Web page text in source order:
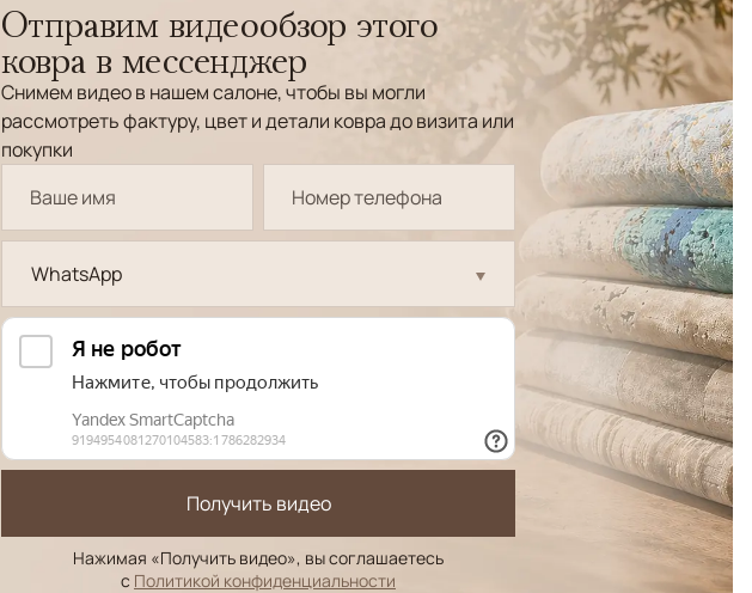
Отправим видеообзор этого
ковра в мессенджер
Снимем видео в нашем салоне, чтобы вы могли
рассмотреть фактуру, цвет и детали ковра до визита или
покупки
WhatsApp
Получить видео
Нажимая «Получить видео», вы соглашаетесь
с Политикой конфиденциальности